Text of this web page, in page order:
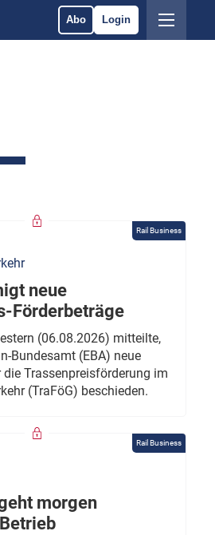
Abo Login
Rail Business
neue
Förderbeträge
(06.08.2026) mitteilte,
Bundesamt (EBA) neue
die Trassenpreisförderung im
(TraFöG) beschieden.
Rail Business
morgen